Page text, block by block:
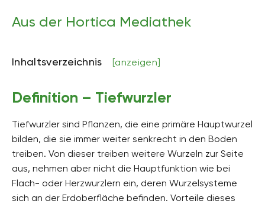
Aus der Hortica Mediathek
Inhaltsverzeichnis [anzeigen]
Definition – Tiefwurzler
Tiefwurzler sind Pflanzen, die eine primäre Hauptwurzel
bilden, die sie immer weiter senkrecht in den Boden
treiben. Von dieser treiben weitere Wurzeln zur Seite
aus, nehmen aber nicht die Hauptfunktion wie bei
Flach- oder Herzwurzlern ein, deren Wurzelsysteme
sich an der Erdoberfläche befinden. Vorteile dieses